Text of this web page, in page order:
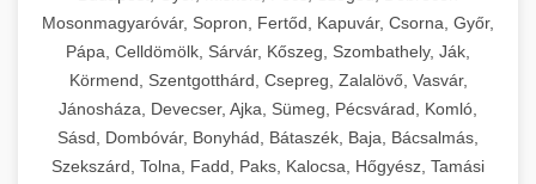
Mosonmagyaróvár, Sopron, Fertőd, Kapuvár, Csorna, Győr,
Pápa, Celldömölk, Sárvár, Kőszeg, Szombathely, Ják,
Körmend, Szentgotthárd, Csepreg, Zalalövő, Vasvár,
Jánosháza, Devecser, Ajka, Sümeg, Pécsvárad, Komló,
Sásd, Dombóvár, Bonyhád, Bátaszék, Baja, Bácsalmás,
Szekszárd, Tolna, Fadd, Paks, Kalocsa, Hőgyész, Tamási